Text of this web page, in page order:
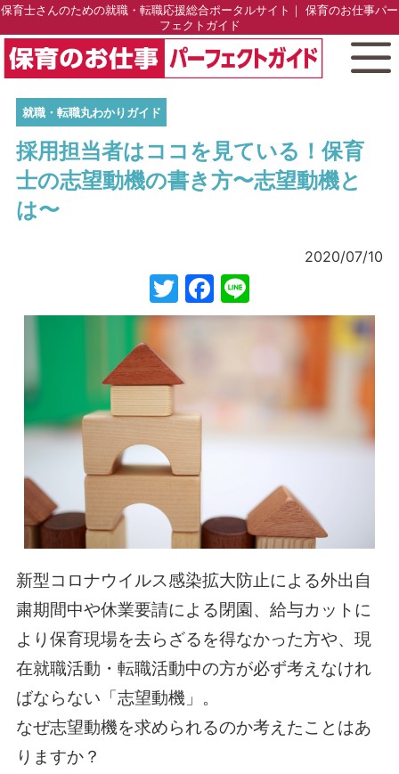
保育士さんのための就職・転職応援総合ポータルサイト｜ 保育のお仕事パー
フェクトガイド
就職・転職丸わかりガイド
採用担当者はココを見ている！保育
士の志望動機の書き方〜志望動機と
は〜
2020/07/10
TwitterFacebook
新型コロナウイルス感染拡大防止による外出自
粛期間中や休業要請による閉園、給与カットに
より保育現場を去らざるを得なかった方や、現
在就職活動・転職活動中の方が必ず考えなけれ
ばならない「志望動機」。
なぜ志望動機を求められるのか考えたことはあ
りますか？